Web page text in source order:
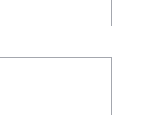
выраже